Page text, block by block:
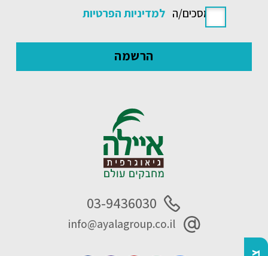
אני מסכים/ה למדיניות הפרטיות
03-9436030
info@ayalagroup.co.il